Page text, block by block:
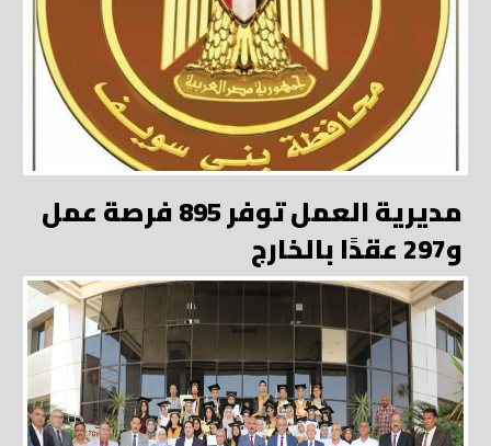
مديرية العمل توفر 895 فرصة عمل
و297 عقدًا بالخارج